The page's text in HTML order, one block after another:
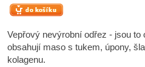
Vepřový nevýrobní odřez - jsou
obsahují maso s tukem, úpony,
kolagenu.